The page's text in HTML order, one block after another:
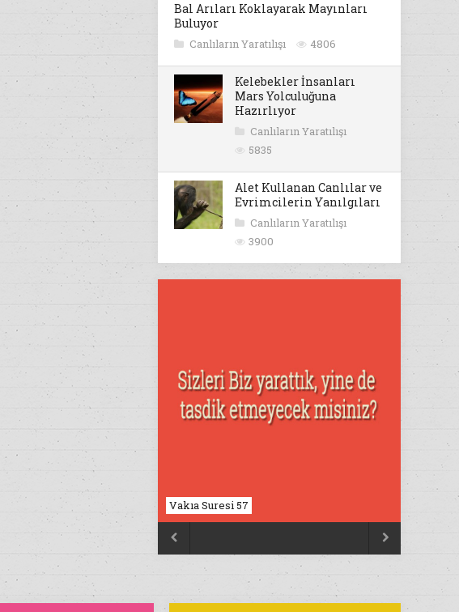
Bal Arıları Koklayarak Mayınları
Buluyor
Canlıların Yaratılışı 4806
Kelebekler İnsanları
Mars Yolculuğuna
Hazırlıyor
Canlıların Yaratılışı
5835
Alet Kullanan Canlılar ve
Evrimcilerin Yanılgıları
Canlıların Yaratılışı
3900
Vakıa Suresi 57
 